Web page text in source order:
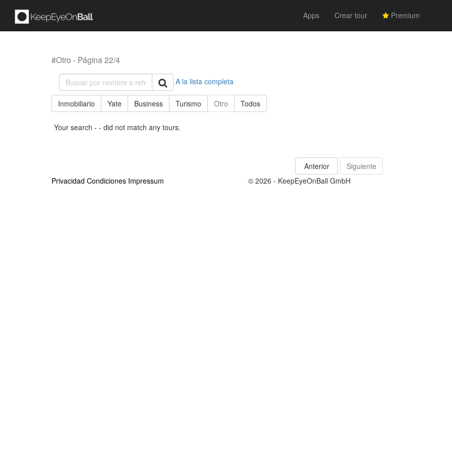
Apps Crear tour Premium
#Otro - Página 22/4
A la lista completa
Inmobiliario Yate Business Turismo Otro Todos
Your search - - did not match any tours.
Anterior
Siguiente
Privacidad Condiciones Impressum © 2026 - KeepEyeOnBall GmbH